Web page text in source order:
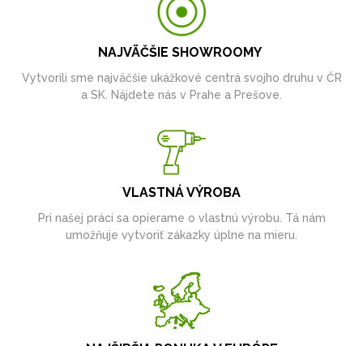
NAJVÄČŠIE SHOWROOMY
Vytvorili sme najväčšie ukážkové centrá svojho druhu v ČR
a SK. Nájdete nás v Prahe a Prešove.
VLASTNÁ VÝROBA
Pri našej práci sa opierame o vlastnú výrobu. Tá nám
umožňuje vytvoriť zákazky úplne na mieru.